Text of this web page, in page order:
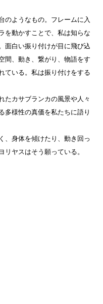
のようなもの。フレームに入
を動かすことで、私は知らな
面白い振り付けが目に飛び込
間、動き、繋がり、物語をす
ている。私は振り付けをする
たカサブランカの風景や人々
多様性の真価を私たちに語り
、身体を傾けたり、動き回っ
リヤスはそう願っている。